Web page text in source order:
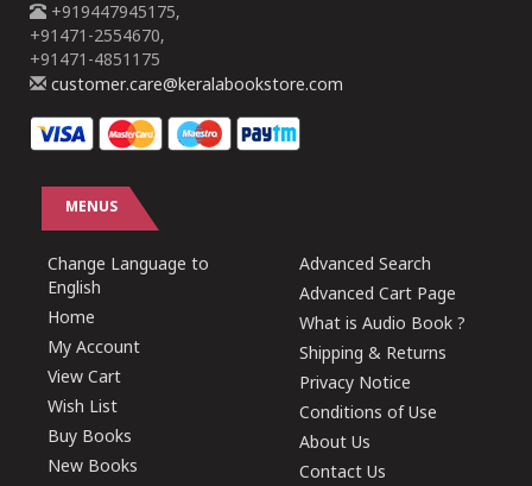
+919447945175,
+91471-2554670,
+91471-4851175
customer.care@keralabookstore.com
MENUS
Change Language to
English
Home
My Account
View Cart
Wish List
Buy Books
New Books
Advanced Search
Advanced Cart Page
What is Audio Book ?
Shipping & Returns
Privacy Notice
Conditions of Use
About Us
Contact Us